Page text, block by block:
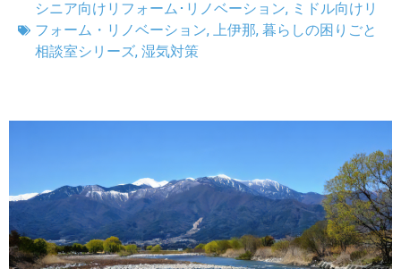
シニア向けリフォーム･リノベーション, ミドル向けリ
フォーム・リノベーション, 上伊那, 暮らしの困りごと
相談室シリーズ, 湿気対策